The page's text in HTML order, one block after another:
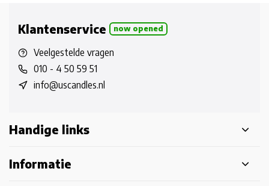
Klantenservice now opened
Veelgestelde vragen
010 - 4 50 59 51
info@uscandles.nl
Handige links
Informatie